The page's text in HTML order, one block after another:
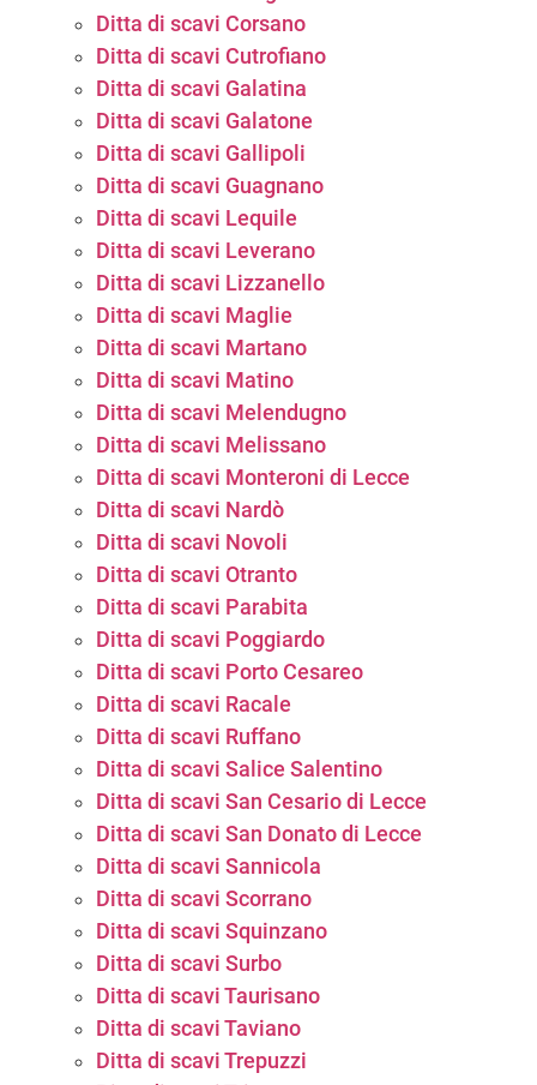
Ditta di scavi Corsano
Ditta di scavi Cutrofiano
Ditta di scavi Galatina
Ditta di scavi Galatone
Ditta di scavi Gallipoli
Ditta di scavi Guagnano
Ditta di scavi Lequile
Ditta di scavi Leverano
Ditta di scavi Lizzanello
Ditta di scavi Maglie
Ditta di scavi Martano
Ditta di scavi Matino
Ditta di scavi Melendugno
Ditta di scavi Melissano
Ditta di scavi Monteroni di Lecce
Ditta di scavi Nardò
Ditta di scavi Novoli
Ditta di scavi Otranto
Ditta di scavi Parabita
Ditta di scavi Poggiardo
Ditta di scavi Porto Cesareo
Ditta di scavi Racale
Ditta di scavi Ruffano
Ditta di scavi Salice Salentino
Ditta di scavi San Cesario di Lecce
Ditta di scavi San Donato di Lecce
Ditta di scavi Sannicola
Ditta di scavi Scorrano
Ditta di scavi Squinzano
Ditta di scavi Surbo
Ditta di scavi Taurisano
Ditta di scavi Taviano
Ditta di scavi Trepuzzi